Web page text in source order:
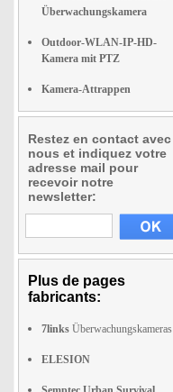
Überwachungskamera
Outdoor-WLAN-IP-HD-
Kamera mit PTZ
Kamera-Attrappen
Restez en contact avec
nous et indiquez votre
adresse mail pour
recevoir notre
newsletter:
Plus de pages
fabricants:
7links Überwachungskameras
ELESION